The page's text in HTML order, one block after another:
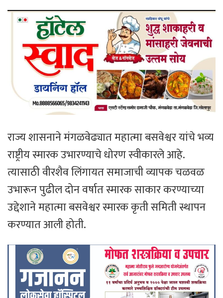
राज्य शासनाने मंगळवेढ्यात महात्मा बसवेश्वर यांचे भव्य
राष्ट्रीय स्मारक उभारण्याचे धोरण स्वीकारले आहे.
त्यासाठी वीरशैव लिंगायत समाजाची व्यापक चळवळ
उभारून पुढील दोन वर्षात स्मारक साकार करण्याच्या
उद्देशाने महात्मा बसवेश्वर स्मारक कृती समिती स्थापन
करण्यात आली होती.